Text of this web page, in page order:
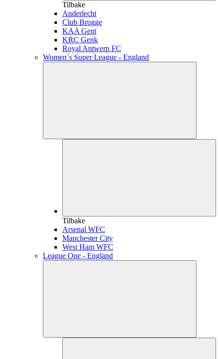
Tilbake
Anderlecht
Club Brugge
KAA Gent
KRC Genk
Royal Antwerp FC
Women´s Super League - England
Tilbake
Arsenal WFC
Manchester City
West Ham WFC
League One - England